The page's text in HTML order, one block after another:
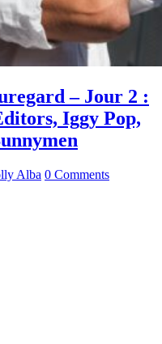
– Jour 2 :
Iggy Pop,
Alba 0 Comments